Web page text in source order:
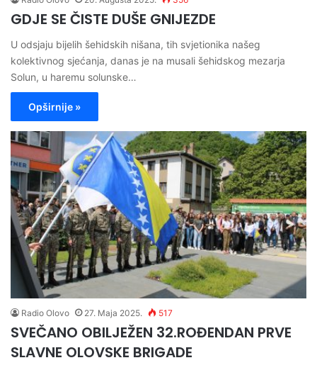
GDJE SE ČISTE DUŠE GNIJEZDE
U odsjaju bijelih šehidskih nišana, tih svjetionika našeg
kolektivnog sjećanja, danas je na musali šehidskog mezarja
Solun, u haremu solunske…
Opširnije »
Radio Olovo 27. Maja 2025. 517
SVEČANO OBILJEŽEN 32.ROĐENDAN PRVE
SLAVNE OLOVSKE BRIGADE